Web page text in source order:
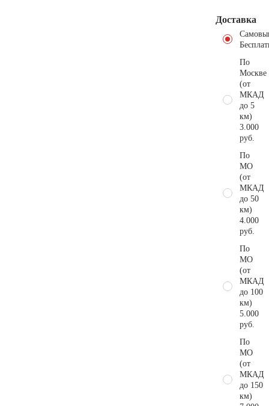
Доставка
По
Москве
(от
МКАД
до 5
км)
3.000
руб.
По
МО
(от
МКАД
до 50
км)
4.000
руб.
По
МО
(от
МКАД
до 100
км)
5.000
руб.
По
МО
(от
МКАД
до 150
км)